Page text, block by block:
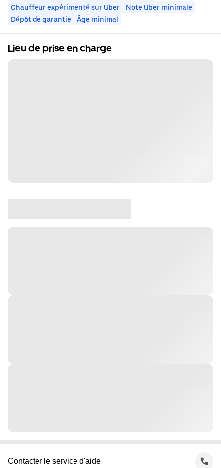
Chauffeur expérimenté sur Uber
Note Uber minimale
Dépôt de garantie
Âge minimal
Lieu de prise en charge
Contacter le service d'aide